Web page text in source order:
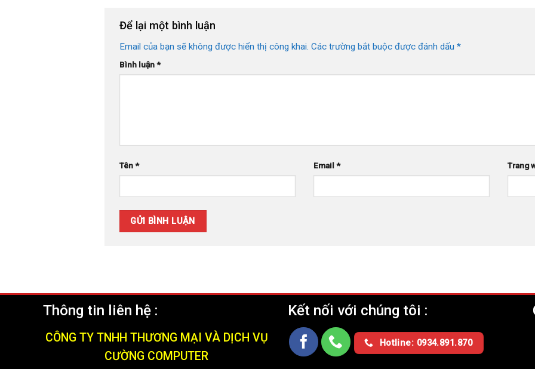
Để lại một bình luận
Email của bạn sẽ không được hiển thị công khai. Các trường bắt buộc được đánh dấu *
Bình luận*
Tên* Email* Trang
Thông tin liên hệ :
CÔNG TY TNHH THƯƠNG MẠI VÀ DỊCH VỤ
CƯỜNG COMPUTER
Kết nối với chúng tôi :
Hotline: 0934.891.870